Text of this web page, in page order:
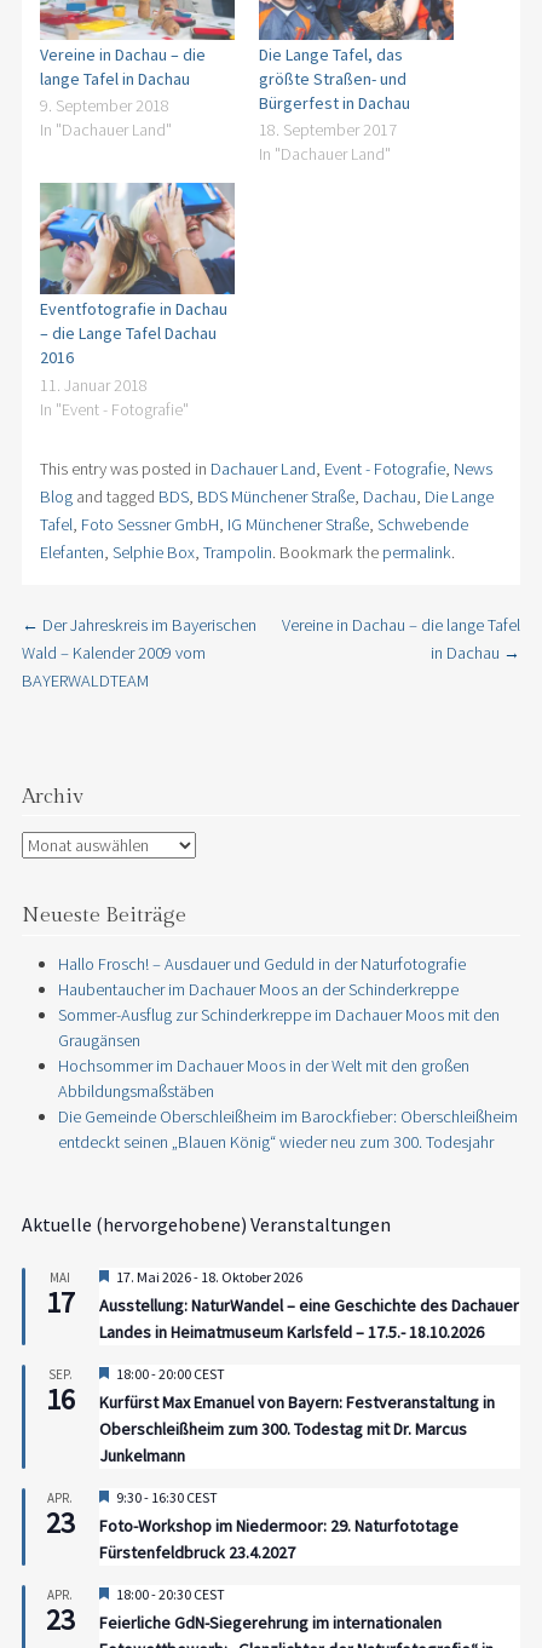
Vereine in Dachau – die
lange Tafel in Dachau
9. September 2018
In "Dachauer Land"
Die Lange Tafel, das
größte Straßen- und
Bürgerfest in Dachau
18. September 2017
In "Dachauer Land"
Eventfotografie in Dachau
– die Lange Tafel Dachau
2016
11. Januar 2018
In "Event - Fotografie"
This entry was posted in Dachauer Land, Event - Fotografie, News
Blogand tagged BDS, BDS Münchener Straße, Dachau, Die Lange
Tafel, Foto Sessner GmbH, IG Münchener Straße, Schwebende
Elefanten, Selphie Box, Trampolin. Bookmark the permalink.
Post navigation
← Der Jahreskreis im Bayerischen
Wald – Kalender 2009 vom
BAYERWALDTEAM
Vereine in Dachau – die lange Tafel
in Dachau →
Archiv
Archiv
Neueste Beiträge
Hallo Frosch! – Ausdauer und Geduld in der Naturfotografie
Haubentaucher im Dachauer Moos an der Schinderkreppe
Sommer-Ausflug zur Schinderkreppe im Dachauer Moos mit den
Graugänsen
Hochsommer im Dachauer Moos in der Welt mit den großen
Abbildungsmaßstäben
Die Gemeinde Oberschleißheim im Barockfieber: Oberschleißheim
entdeckt seinen „Blauen König“ wieder neu zum 300. Todesjahr
Aktuelle (hervorgehobene) Veranstaltungen
MAI
17
Hervorgehoben
17. Mai 2026- 18. Oktober 2026
Ausstellung: NaturWandel – eine Geschichte des Dachauer
Landes in Heimatmuseum Karlsfeld – 17.5.- 18.10.2026
SEP.
16
Hervorgehoben
18:00-20:00 CEST
Kurfürst Max Emanuel von Bayern: Festveranstaltung in
Oberschleißheim zum 300. Todestag mit Dr. Marcus
Junkelmann
APR.
23
Hervorgehoben
9:30- 16:30 CEST
Foto-Workshop im Niedermoor: 29. Naturfototage
Fürstenfeldbruck 23.4.2027
APR.
23
Hervorgehoben
18:00-20:30 CEST
Feierliche GdN-Siegerehrung im internationalen